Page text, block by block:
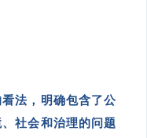
法，明确包含了公
社会和治理的问题